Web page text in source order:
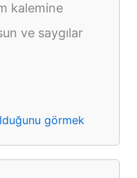
kalemine
ve saygılar
görmek